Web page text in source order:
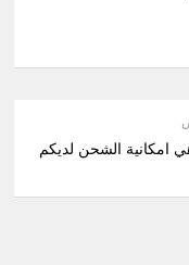
امكانية الشحن لديكم